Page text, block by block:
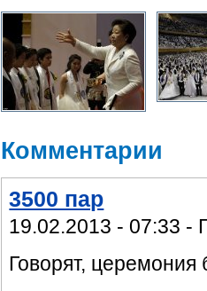
Комментарии
3500 пар
19.02.2013 - 07:33 -
Говорят,